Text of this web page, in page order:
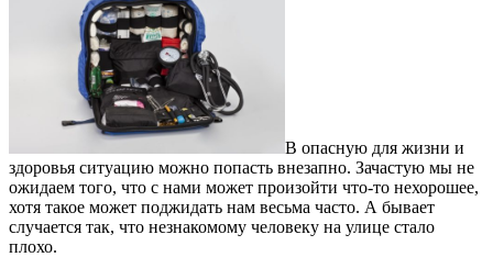
В опасную для жизни и
здоровья ситуацию можно попасть внезапно. Зачастую мы не
ожидаем того, что с нами может произойти что-то нехорошее,
хотя такое может поджидать нам весьма часто. А бывает
случается так, что незнакомому человеку на улице стало
плохо.